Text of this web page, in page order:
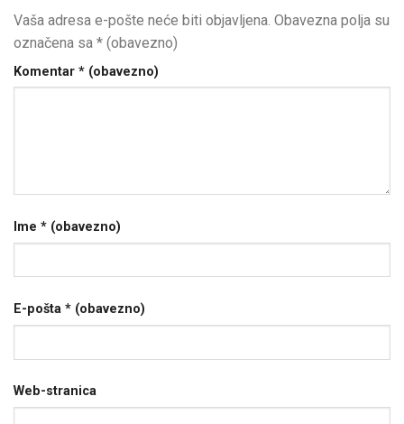
Vaša adresa e-pošte neće biti objavljena. Obavezna polja su
označena sa * (obavezno)
Komentar * (obavezno)
Ime * (obavezno)
E-pošta * (obavezno)
Web-stranica